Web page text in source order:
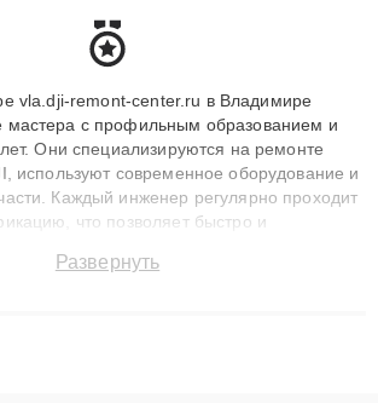
vla.dji-remont-center.ru в Владимире
мастера с профильным образованием и
Они специализируются на ремонте
используют современное оборудование и
Каждый инженер регулярно проходит
что позволяет быстро и
до 3 лет. Наши мастера решают
Развернуть